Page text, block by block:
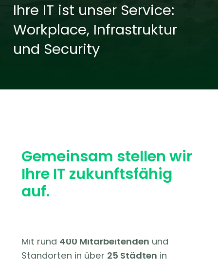
Ihre IT ist unser Service:
Workplace, Infrastruktur
und Security
Gemeinsam stellen wir
Ihre IT zukunftsfähig
auf.
Mit rund 400 Mitarbeitenden und
Standorten in über 25 Städten in